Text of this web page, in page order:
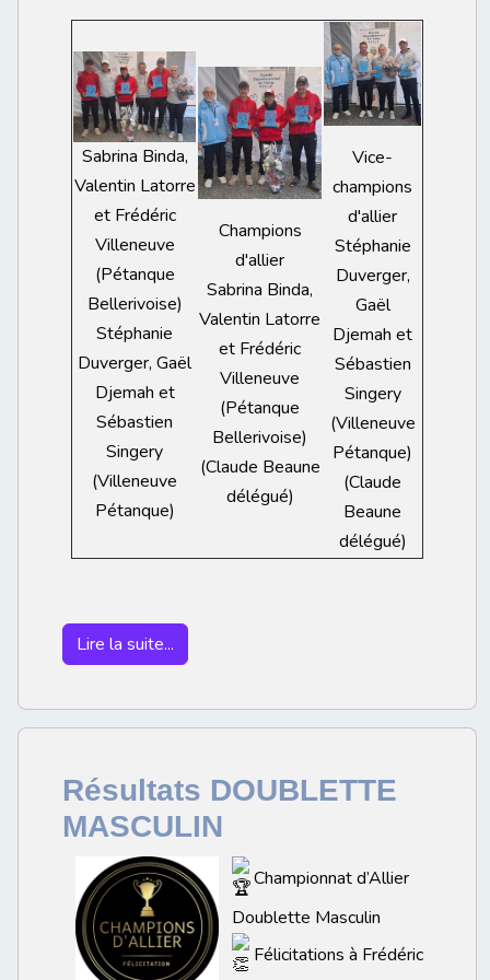
Sabrina Binda,
Valentin Latorre
et Frédéric
Villeneuve
(Pétanque
Bellerivoise)
Stéphanie
Duverger, Gaël
Djemah et
Sébastien
Singery
(Villeneuve
Pétanque)
Champions
d'allier
Sabrina Binda,
Valentin Latorre
et Frédéric
Villeneuve
(Pétanque
Bellerivoise)
(Claude Beaune
délégué)
Vice-
champions
d'allier
Stéphanie
Duverger,
Gaël
Djemah et
Sébastien
Singery
(Villeneuve
Pétanque)
(Claude
Beaune
délégué)
Lire la suite...
Résultats DOUBLETTE
MASCULIN
Championnat d’Allier
Doublette Masculin
Félicitations à Frédéric